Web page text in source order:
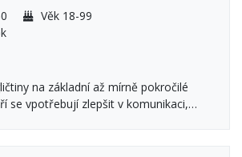
Věk 18-99
na základní až mírně pokročilé
se vpotřebují zlepšit v komunikaci,